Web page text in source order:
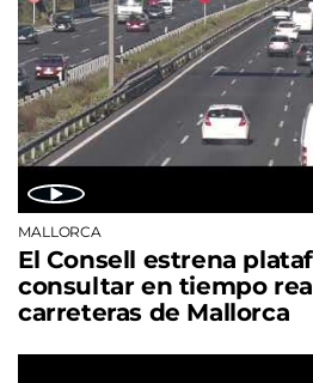
MALLORCA
El Consell estrena
consultar en tiempo
carreteras de Mallorca